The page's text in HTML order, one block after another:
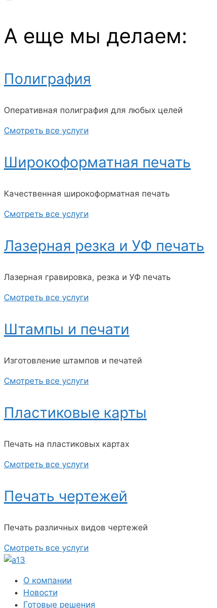
А еще мы делаем:
Полиграфия
Оперативная полиграфия для любых целей
Смотреть все услуги
Широкоформатная печать
Качественная широкоформатная печать
Смотреть все услуги
Лазерная резка и УФ печать
Лазерная гравировка, резка и УФ печать
Смотреть все услуги
Штампы и печати
Изготовление штампов и печатей
Смотреть все услуги
Пластиковые карты
Печать на пластиковых картах
Смотреть все услуги
Печать чертежей
Печать различных видов чертежей
Смотреть все услуги
О компании
Новости
Готовые решения